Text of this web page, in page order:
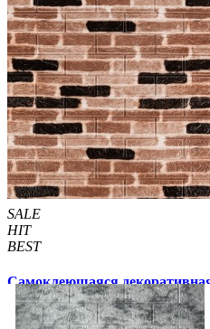
57 грн/шт 109 грн/шт
1 отзывов
Купить В закладки
SALE
HIT
BEST
Самоклеющаяся
екатеринославский кирпич